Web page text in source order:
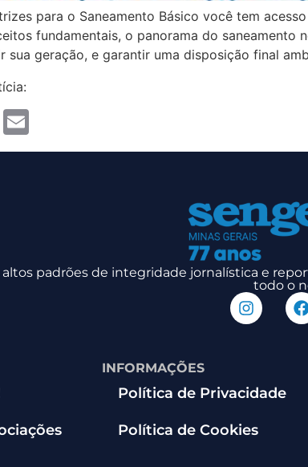
para o Saneamento Básico você tem
fundamentais, o panorama do
sua geração, e garantir uma disposição final
Telegram
padrões de integridade jornalística e
todo o
INFORMAÇÕES
Política de Privacidade
Política de Cookies